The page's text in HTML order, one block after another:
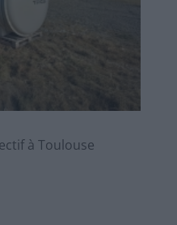
à Toulouse